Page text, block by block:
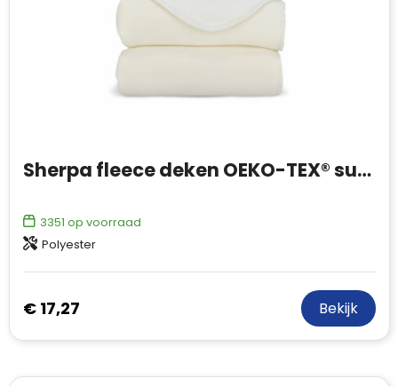
Sherpa fleece deken OEKO-TEX® sublimatie 130 x 170 cm 510 g/m²
3351 op voorraad
Polyester
€ 17,27 Bekijk